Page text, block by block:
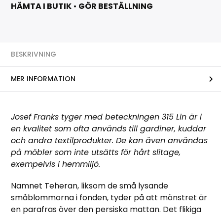
HÄMTA I BUTIK • GÖR BESTÄLLNING
BESKRIVNING
MER INFORMATION
Josef Franks tyger med beteckningen 315 Lin är i
en kvalitet som ofta används till gardiner, kuddar
och andra textilprodukter. De kan även användas
på möbler som inte utsätts för hårt slitage,
exempelvis i hemmiljö.
Namnet Teheran, liksom de små lysande
småblommorna i fonden, tyder på att mönstret är
en parafras över den persiska mattan. Det flikiga